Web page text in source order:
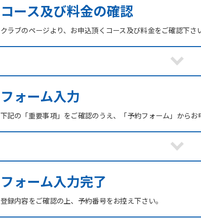
コース及び料金の確認
クラブのページより、お申込頂くコース及び料金をご確認下さ
フォーム入力
下記の「重要事項」をご確認のうえ、「予約フォーム」からお
フォーム入力完了
登録内容をご確認の上、予約番号をお控え下さい。